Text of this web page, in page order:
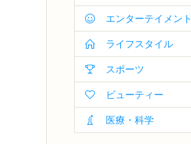
エンターテイメント
ライフスタイル
スポーツ
ビューティー
医療・科学